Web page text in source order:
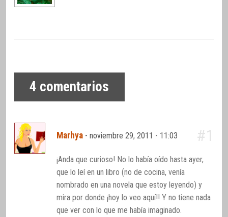
4 comentarios
Marhya -noviembre 29, 2011 - 11:03 #1
¡Anda que curioso! No lo había oído hasta ayer,
que lo leí en un libro (no de cocina, venía
nombrado en una novela que estoy leyendo) y
mira por donde ¡hoy lo veo aquí!! Y no tiene nada
que ver con lo que me había imaginado.